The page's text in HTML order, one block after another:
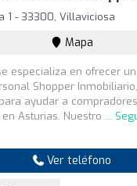
1 - 33300, Villaviciosa
Mapa
especializa en ofrecer
Shopper
ayudar a
Asturias. Nuestro ...
Ver teléfono